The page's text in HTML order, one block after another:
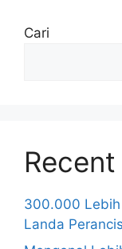
Cari
300.000 Lebih
Landa